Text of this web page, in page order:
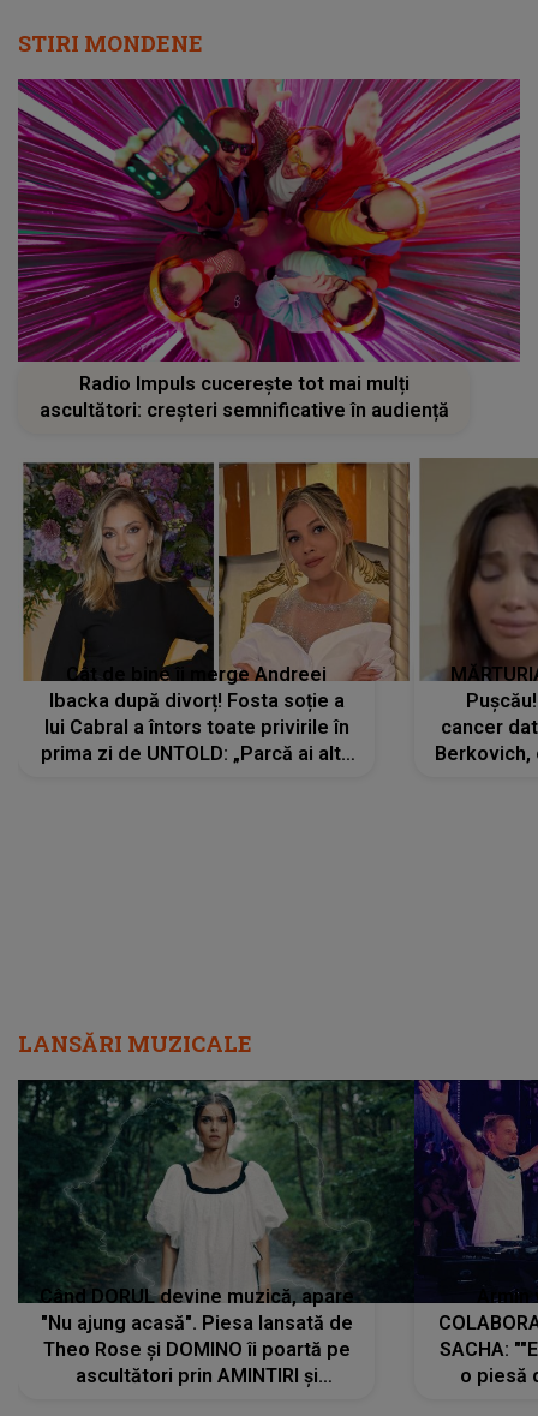
STIRI MONDENE
Radio Impuls cucerește tot mai mulți
ascultători: creșteri semnificative în audiență
Cât de bine îi merge Andreei
Ibacka după divorț! Fosta soție a
lui Cabral a întors toate privirile în
prima zi de UNTOLD: „Parcă ai altă
cancer
LANSĂRI MUZICALE
Când DORUL devine muzică, apare
"Nu ajung acasă". Piesa lansată de
Theo Rose și DOMINO îi poartă pe
ascultători prin AMINTIRI și
SACHA:
o piesă